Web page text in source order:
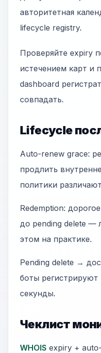
авторитетная
lifecycle registry.
Проверяйте expiry
истечением карт и
dashboard
совпадать.
Lifecycle
Auto-renew grace:
продлить
политики
Redemption:
до pending delete —
этом на практике.
Pending delete →
боты
секунды.
Чеклист
WHOIS expiry +